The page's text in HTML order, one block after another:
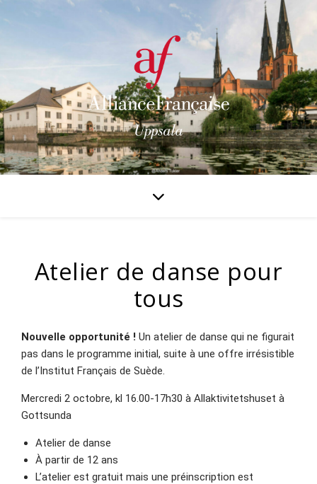
Atelier de danse pour
tous
Nouvelle opportunité ! Un atelier de danse qui ne figurait
pas dans le programme initial, suite à une offre irrésistible
de l’Institut Français de Suède.
Mercredi 2 octobre, kl 16.00-17h30 à Allaktivitetshuset à
Gottsunda
Atelier de danse
À partir de 12 ans
L’atelier est gratuit mais une préinscription est